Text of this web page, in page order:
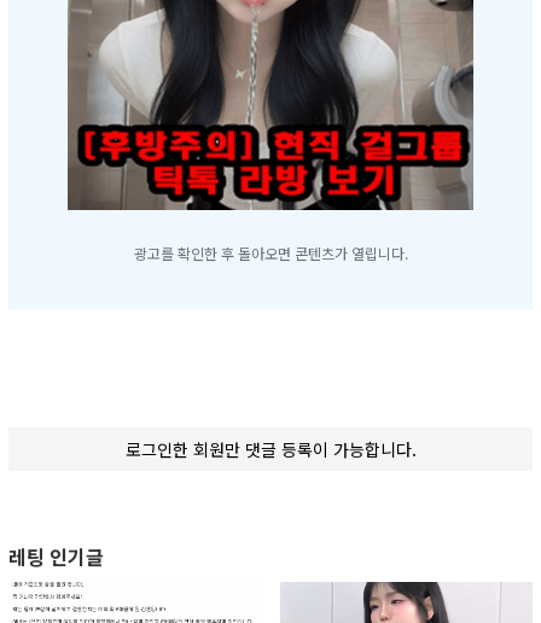
광고를 확인한 후 돌아오면 콘텐츠가 열립니다.
로그인한 회원만 댓글 등록이 가능합니다.
레팅 인기글